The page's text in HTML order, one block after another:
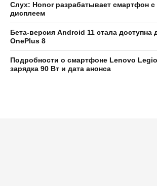
Слух: Honor разрабатывает смартфон
дисплеем
Бета-версия Android 11 стала доступна
OnePlus 8
Подробности о смартфоне Lenovo
зарядка 90 Вт и дата анонса